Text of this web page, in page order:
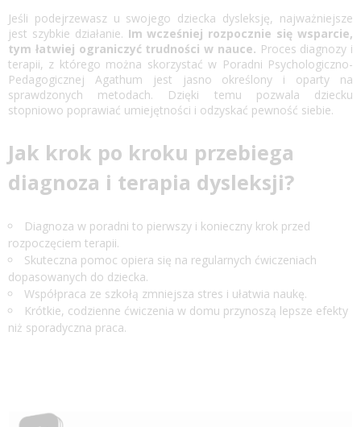
Jeśli podejrzewasz u swojego dziecka dysleksję, najważniejsze
jest szybkie działanie. Im wcześniej rozpocznie się wsparcie,
tym łatwiej ograniczyć trudności w nauce. Proces diagnozy i
terapii, z którego można skorzystać w Poradni Psychologiczno-
Pedagogicznej Agathum jest jasno określony i oparty na
sprawdzonych metodach. Dzięki temu pozwala dziecku
stopniowo poprawiać umiejętności i odzyskać pewność siebie.
Jak krok po kroku przebiega
diagnoza i terapia dysleksji?
Diagnoza w poradni to pierwszy i konieczny krok przed
rozpoczęciem terapii.
Skuteczna pomoc opiera się na regularnych ćwiczeniach
dopasowanych do dziecka.
Współpraca ze szkołą zmniejsza stres i ułatwia naukę.
Krótkie, codzienne ćwiczenia w domu przynoszą lepsze efekty
niż sporadyczna praca.